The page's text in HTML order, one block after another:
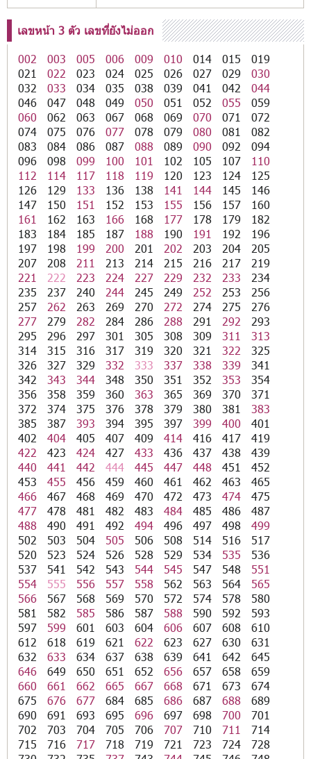
เลขหน้า 3 ตัว เลขที่ยังไม่ออก
002
003 005 006 009 010 014 015
019
021
022 023 024 025 026 027 029
030
032
033 034 035 038 039 041 042
044
046
047 048 049 050 051 052 055
059
060
062 063 067 068 069 070 071
072
074
075 076 077 078 079 080 081
082
083
084 086 087 088 089 090 092
094
096
098 099 100 101 102 105 107
110
112
114 117 118 119 120 123 124
125
126
129 133 136 138 141 144 145
146
147
150 151 152 153 155 156 157
160
161
162 163 166 168 177 178 179
182
183
184 185 187 188 190 191 192
196
197
198 199 200 201 202 203 204
205
207
208 211 213 214 215 216 217
219
221
222 223 224 227 229 232 233
234
235
237 240 244 245 249 252 253
256
257
262 263 269 270 272 274 275
276
277
279 282 284 286 288 291 292
293
295
296 297 301 305 308 309 311
313
314
315 316 317 319 320 321 322
325
326
327 329 332 333 337 338 339
341
342
343 344 348 350 351 352 353
354
356
358 359 360 363 365 369 370
371
372
374 375 376 378 379 380 381
383
385
387 393 394 395 397 399 400
401
402
404 405 407 409 414 416 417
419
422
423 424 427 433 436 437 438
439
440
441 442 444 445 447 448 451
452
453
455 456 459 460 461 462 463
465
466
467 468 469 470 472 473 474
475
477
478 481 482 483 484 485 486
487
488
490 491 492 494 496 497 498
499
502
503 504 505 506 508 514 516
517
520
523 524 526 528 529 534 535
536
537
541 542 543 544 545 547 548
551
554
555 556 557 558 562 563 564
565
566
567 568 569 570 572 574 578
580
581
582 585 586 587 588 590 592
593
597
599 601 603 604 606 607 608
610
612
618 619 621 622 623 627 630
631
632
633 634 637 638 639 641 642
645
646
649 650 651 652 656 657 658
659
660
661 662 665 667 668 671 673
674
675
676 677 684 685 686 687 688
689
690
691 693 695 696 697 698 700
701
702
703 704 705 706 707 710 711
714
715
716 717 718 719 721 723 724
728